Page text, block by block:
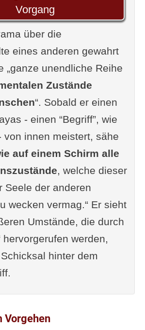
Vorgang
über die
eines anderen gewahrt
„ganze unendliche Reihe
Zustände
“. Sobald er einen
- einen “Begriff”, wie
von innen meistert, sähe
auf einem Schirm alle
, welche dieser
Seele der anderen
wecken vermag.“ Er sieht
Umstände, die durch
hervorgerufen werden,
hinter dem
Vorgehen